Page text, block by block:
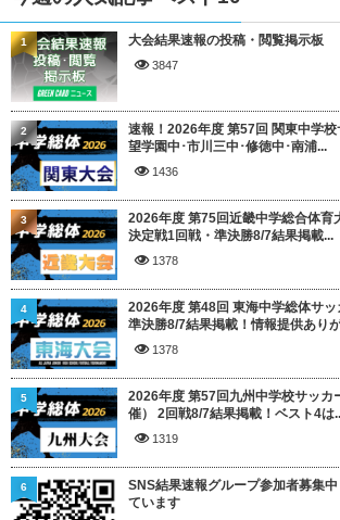
大会結果速報の投稿・閲覧掲示板
3847
1
速報！2026年度 第57回 関東中学
望学園中･市川三中･修徳中･南浦...
1436
2
2026年度 第75回近畿中学総合体育
決定戦1回戦・準決勝8/7結果掲載...
1378
3
2026年度 第48回 東海中学総体サッ
準決勝8/7結果掲載！情報提供あり
1378
4
2026年度 第57回九州中学校サッカ
催） 2回戦8/7結果掲載！ベスト4は
1319
5
SNS結果速報グループ参加者募集
ています
6